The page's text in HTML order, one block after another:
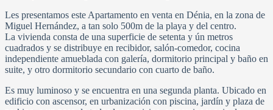
Les presentamos este Apartamento en venta en Dénia, en la zona de
Miguel Hernández, a tan solo 500m de la playa y del centro.
La vivienda consta de una superficie de setenta y ún metros
cuadrados y se distribuye en recibidor, salón-comedor, cocina
independiente amueblada con galería, dormitorio principal y baño en
suite, y otro dormitorio secundario con cuarto de baño.
Es muy luminoso y se encuentra en una segunda planta. Ubicado en
edificio con ascensor, en urbanización con piscina, jardín y plaza de